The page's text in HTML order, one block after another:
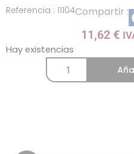
Referencia : 11104Compartir :
11,62 €
Hay existencias